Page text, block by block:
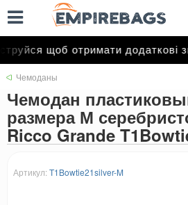
щоб отримати додаткові
Чемоданы
Чемодан
размера М
Ricco Grande
Артикул: T1Bowtie21silver-M